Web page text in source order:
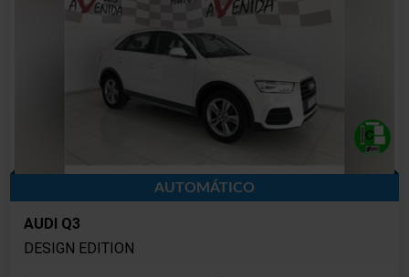
AUTOMÁTICO
AUDI Q3
DESIGN EDITION